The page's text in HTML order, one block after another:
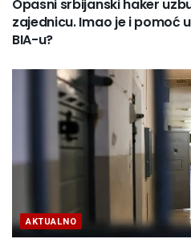
Opasni srbijanski haker
zajednicu. Imao je i pomoć
BIA-u?
AKTUALNO